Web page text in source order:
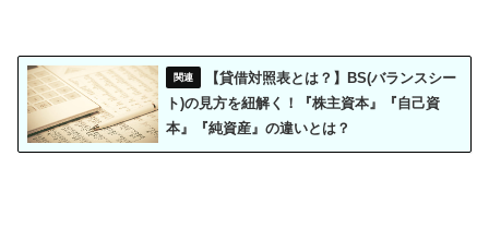
【貸借対照表とは？】BS(バランスシー
ト)の見方を紐解く！『株主資本』『自己資
本』『純資産』の違いとは？